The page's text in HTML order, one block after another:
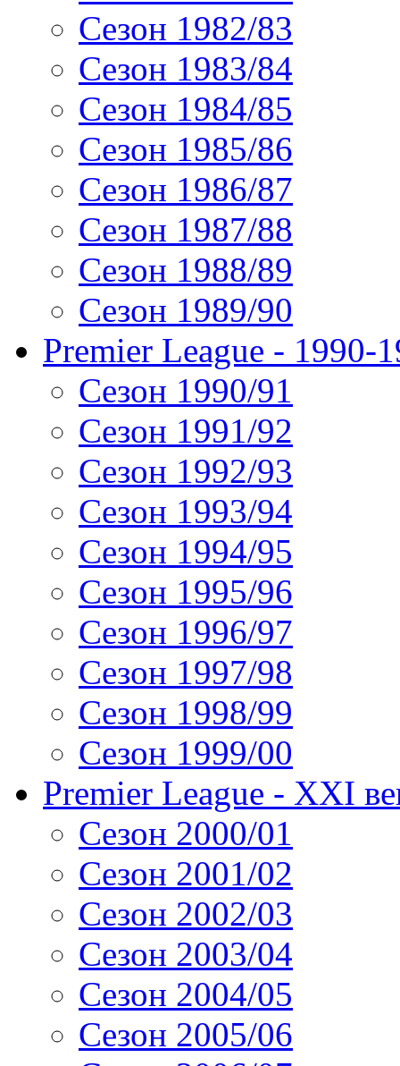
Сезон 1982/83
Сезон 1983/84
Сезон 1984/85
Сезон 1985/86
Сезон 1986/87
Сезон 1987/88
Сезон 1988/89
Сезон 1989/90
Premier League - 1990-
Сезон 1990/91
Сезон 1991/92
Сезон 1992/93
Сезон 1993/94
Сезон 1994/95
Сезон 1995/96
Сезон 1996/97
Сезон 1997/98
Сезон 1998/99
Сезон 1999/00
Premier League - XXI
Сезон 2000/01
Сезон 2001/02
Сезон 2002/03
Сезон 2003/04
Сезон 2004/05
Сезон 2005/06